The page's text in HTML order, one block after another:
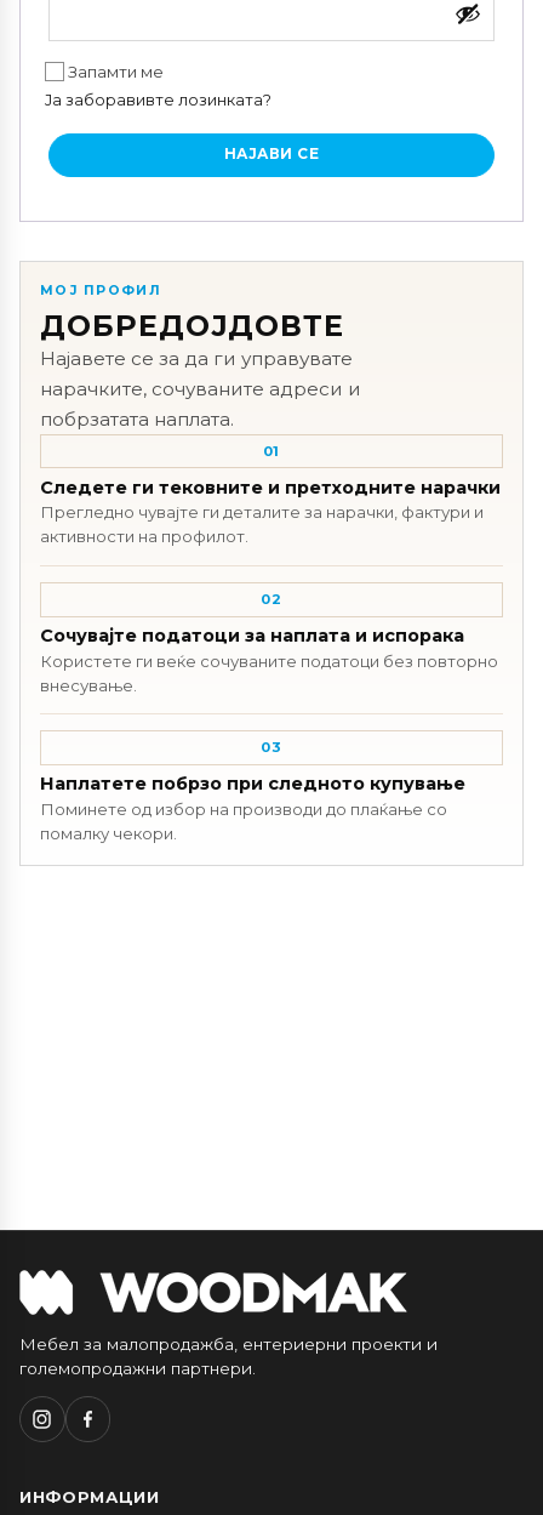
Запамти ме
Ја заборавивте лозинката?
НАЈАВИ СЕ
МОЈ ПРОФИЛ
ДОБРЕДОЈДОВТЕ
Најавете се за да ги управувате
нарачките, сочуваните адреси и
побрзатата наплата.
01
Следете ги тековните и претходните нарачки
Прегледно чувајте ги деталите за нарачки, фактури и
активности на профилот.
02
Сочувајте податоци за наплата и испорака
Користете ги веќе сочуваните податоци без повторно
внесување.
03
Наплатете побрзо при следното купување
Поминете од избор на производи до плаќање со
помалку чекори.
Мебел за малопродажба, ентериерни проекти и
големопродажни партнери.
ИНФОРМАЦИИ